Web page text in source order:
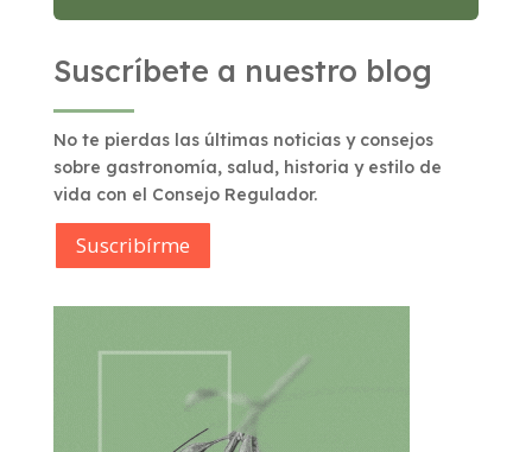
Suscríbete a nuestro blog
No te pierdas las últimas noticias y consejos
sobre gastronomía, salud, historia y estilo de
vida con el Consejo Regulador.
Suscribírme